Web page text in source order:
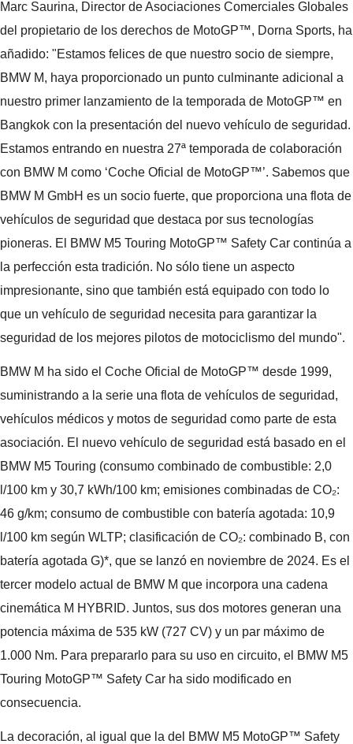
Marc Saurina, Director de Asociaciones Comerciales Globales
del propietario de los derechos de MotoGP™, Dorna Sports, ha
añadido: "Estamos felices de que nuestro socio de siempre,
BMW M, haya proporcionado un punto culminante adicional a
nuestro primer lanzamiento de la temporada de MotoGP™ en
Bangkok con la presentación del nuevo vehículo de seguridad.
Estamos entrando en nuestra 27ª temporada de colaboración
con BMW M como ‘Coche Oficial de MotoGP™’. Sabemos que
BMW M GmbH es un socio fuerte, que proporciona una flota de
vehículos de seguridad que destaca por sus tecnologías
pioneras. El BMW M5 Touring MotoGP™ Safety Car continúa a
la perfección esta tradición. No sólo tiene un aspecto
impresionante, sino que también está equipado con todo lo
que un vehículo de seguridad necesita para garantizar la
seguridad de los mejores pilotos de motociclismo del mundo".
BMW M ha sido el Coche Oficial de MotoGP™ desde 1999,
suministrando a la serie una flota de vehículos de seguridad,
vehículos médicos y motos de seguridad como parte de esta
asociación. El nuevo vehículo de seguridad está basado en el
BMW M5 Touring (consumo combinado de combustible: 2,0
l/100 km y 30,7 kWh/100 km; emisiones combinadas de CO₂:
46 g/km; consumo de combustible con batería agotada: 10,9
l/100 km según WLTP; clasificación de CO₂: combinado B, con
batería agotada G)*, que se lanzó en noviembre de 2024. Es el
tercer modelo actual de BMW M que incorpora una cadena
cinemática M HYBRID. Juntos, sus dos motores generan una
potencia máxima de 535 kW (727 CV) y un par máximo de
1.000 Nm. Para prepararlo para su uso en circuito, el BMW M5
Touring MotoGP™ Safety Car ha sido modificado en
consecuencia.
La decoración, al igual que la del BMW M5 MotoGP™ Safety